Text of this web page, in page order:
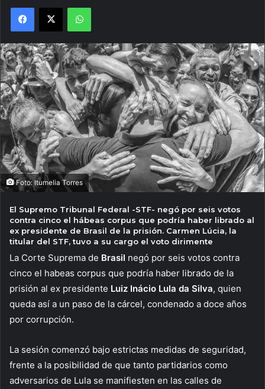
Facebook
X WhatsApp
Foto: Itumelia Torres
El Supremo Tribunal Federal -STF- negó por seis votos
contra cinco el hábeas corpus que podría haber librado al
ex presidente de Brasil de la prisión. Carmen Lúcia, la
titular del STF, tuvo a su cargo el voto dirimente
La Corte Suprema de Brasil negó por seis votos contra
cinco el habeas corpus que podría haber librado de la
prisión al ex presidente Luiz Inácio Lula da Silva, quien
queda así a un paso de la cárcel, condenado a doce años
por corrupción.
La sesión comenzó bajo estrictas medidas de seguridad,
frente a la posibilidad de que tanto partidarios como
adversarios de Lula se manifiesten en las calles de